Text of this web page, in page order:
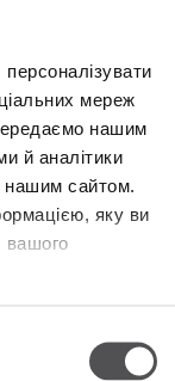
мереж
нашим
й аналітики
нашим сайтом.
яку ви
вашого
09:00 - 21:00
09:00 - 21:00
09:00 - 21:00
09:00 - 21:00
09:00 - 21:00